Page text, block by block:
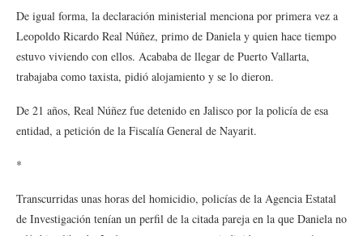
De igual forma, la declaración ministerial menciona por primera vez a
Leopoldo Ricardo Real Núñez, primo de Daniela y quien hace tiempo
estuvo viviendo con ellos. Acababa de llegar de Puerto Vallarta,
trabajaba como taxista, pidió alojamiento y se lo dieron.
De 21 años, Real Núñez fue detenido en Jalisco por la policía de esa
entidad, a petición de la Fiscalía General de Nayarit.
*
Transcurridas unas horas del homicidio, policías de la Agencia Estatal
de Investigación tenían un perfil de la citada pareja en la que Daniela no